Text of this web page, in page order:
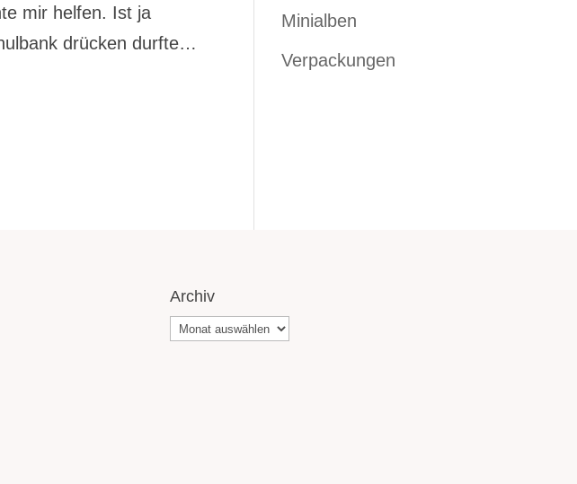
mir helfen. Ist ja
drücken durfte…
Minialben
Verpackungen
Archiv
Archiv